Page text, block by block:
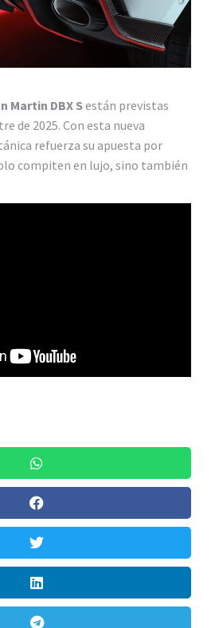
Martin DBX Sestán previstas
de 2025. Con esta nueva
refuerza su apuesta por
compiten en lujo, sino también